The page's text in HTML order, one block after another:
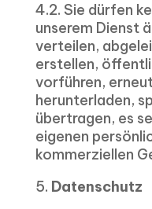
4.2. Sie dürfen
unserem Dienst
verteilen,
erstellen,
vorführen,
herunterladen,
übertragen, es
eigenen
kommerziellen
5. Datenschutz